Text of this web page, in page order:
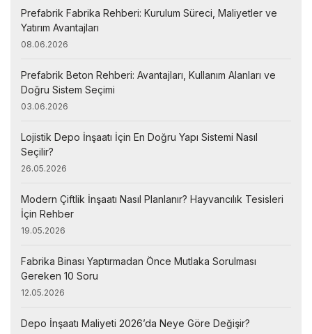
Prefabrik Fabrika Rehberi: Kurulum Süreci, Maliyetler ve
Yatırım Avantajları
08.06.2026
Prefabrik Beton Rehberi: Avantajları, Kullanım Alanları ve
Doğru Sistem Seçimi
03.06.2026
Lojistik Depo İnşaatı İçin En Doğru Yapı Sistemi Nasıl
Seçilir?
26.05.2026
Modern Çiftlik İnşaatı Nasıl Planlanır? Hayvancılık Tesisleri
İçin Rehber
19.05.2026
Fabrika Binası Yaptırmadan Önce Mutlaka Sorulması
Gereken 10 Soru
12.05.2026
Depo İnşaatı Maliyeti 2026’da Neye Göre Değişir?